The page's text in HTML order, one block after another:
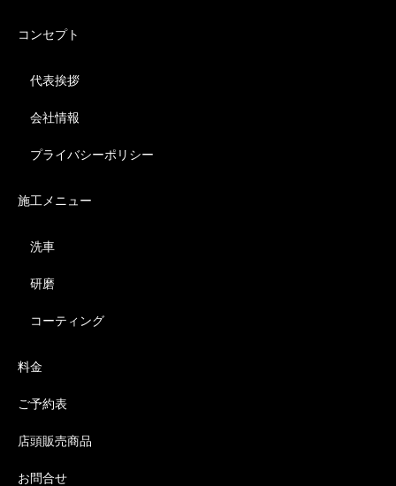
コンセプト
代表挨拶
会社情報
プライバシーポリシー
施工メニュー
洗車
研磨
コーティング
料金
ご予約表
店頭販売商品
お問合せ